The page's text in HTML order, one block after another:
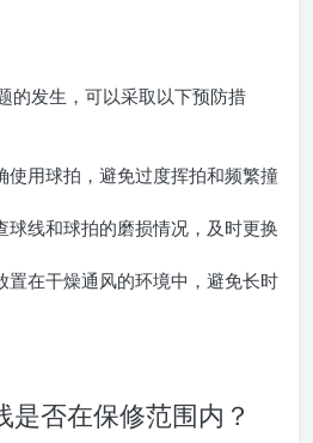
的发生，可以采取以下预防措
使用球拍，避免过度挥拍和频繁撞
球线和球拍的磨损情况，及时更换
置在干燥通风的环境中，避免长时
否在保修范围内？